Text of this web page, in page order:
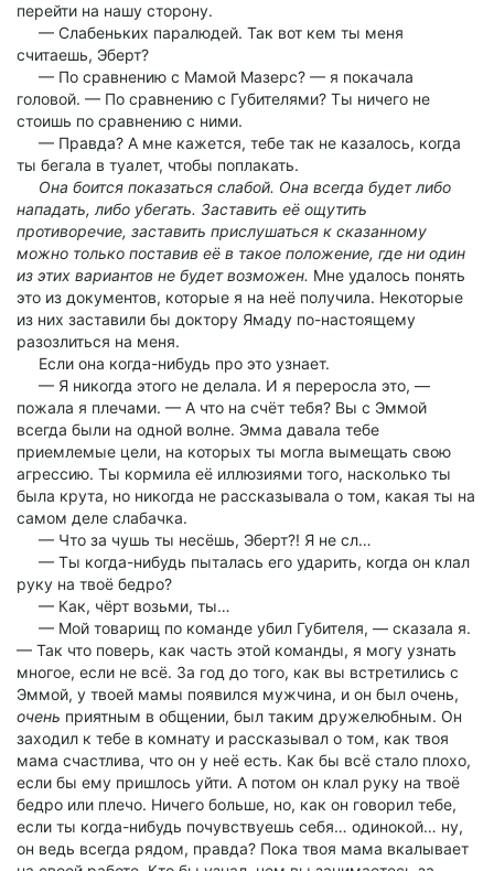
перейти на нашу сторону.
— Слабеньких паралюдей. Так вот кем ты меня
считаешь, Эберт?
— По сравнению с Мамой Мазерс? — я покачала
головой. — По сравнению с Губителями? Ты ничего не
стоишь по сравнению с ними.
— Правда? А мне кажется, тебе так не казалось, когда
ты бегала в туалет, чтобы поплакать.
Она боится показаться слабой. Она всегда будет либо
нападать, либо убегать. Заставить её ощутить
противоречие, заставить прислушаться к сказанному
можно только поставив её в такое положение, где ни один
из этих вариантов не будет возможен. Мне удалось понять
это из документов, которые я на неё получила. Некоторые
из них заставили бы доктору Ямаду по-настоящему
разозлиться на меня.
Если она когда-нибудь про это узнает.
— Я никогда этого не делала. И я переросла это, —
пожала я плечами. — А что на счёт тебя? Вы с Эммой
всегда были на одной волне. Эмма давала тебе
приемлемые цели, на которых ты могла вымещать свою
агрессию. Ты кормила её иллюзиями того, насколько ты
была крута, но никогда не рассказывала о том, какая ты на
самом деле слабачка.
— Что за чушь ты несёшь, Эберт?! Я не сл…
— Ты когда-нибудь пыталась его ударить, когда он клал
руку на твоё бедро?
— Как, чёрт возьми, ты…
— Мой товарищ по команде убил Губителя, — сказала я.
— Так что поверь, как часть этой команды, я могу узнать
многое, если не всё. За год до того, как вы встретились с
Эммой, у твоей мамы появился мужчина, и он был очень,
очень приятным в общении, был таким дружелюбным. Он
заходил к тебе в комнату и рассказывал о том, как твоя
мама счастлива, что он у неё есть. Как бы всё стало плохо,
если бы ему пришлось уйти. А потом он клал руку на твоё
бедро или плечо. Ничего больше, но, как он говорил тебе,
если ты когда-нибудь почувствуешь себя… одинокой… ну,
он ведь всегда рядом, правда? Пока твоя мама вкалывает